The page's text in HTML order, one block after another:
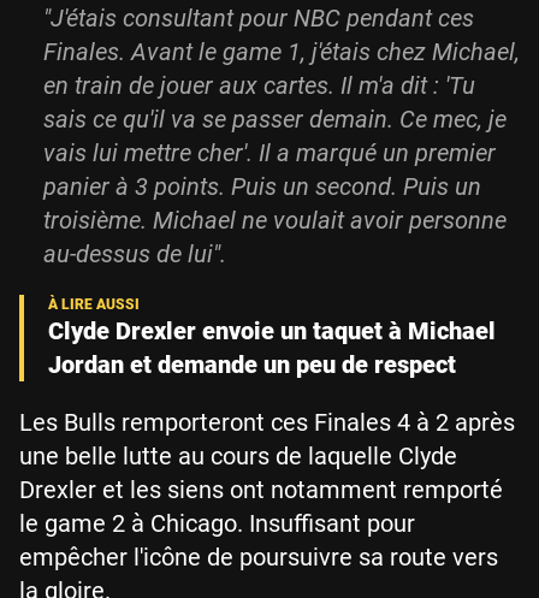
"J'étais consultant pour NBC pendant ces
Finales. Avant le game 1, j'étais chez Michael,
en train de jouer aux cartes. Il m'a dit : 'Tu
sais ce qu'il va se passer demain. Ce mec, je
vais lui mettre cher'. Il a marqué un premier
panier à 3 points. Puis un second. Puis un
troisième. Michael ne voulait avoir personne
au-dessus de lui".
Clyde Drexler envoie un taquet à Michael
Jordan et demande un peu de respect
Les Bulls remporteront ces Finales 4 à 2 après
une belle lutte au cours de laquelle Clyde
Drexler et les siens ont notamment remporté
le game 2 à Chicago. Insuffisant pour
empêcher l'icône de poursuivre sa route vers
la gloire.